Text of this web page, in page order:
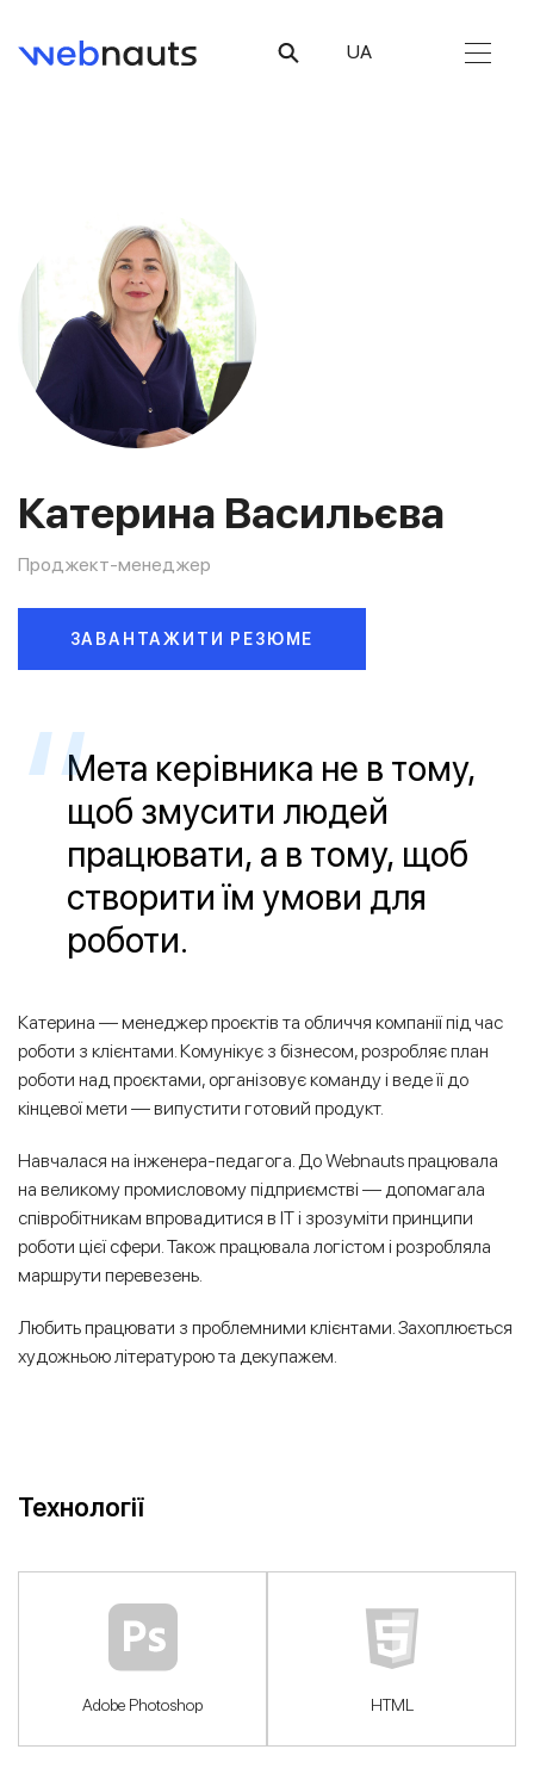
UA
Катерина Васильєва
Проджект-менеджер
ЗАВАНТАЖИТИ РЕЗЮМЕ
Мета керівника не в тому,
щоб змусити людей
працювати, а в тому, щоб
створити їм умови для
роботи.
Катерина — менеджер проєктів та обличчя компанії під час
роботи з клієнтами. Комунікує з бізнесом, розробляє план
роботи над проєктами, організовує команду і веде її до
кінцевої мети — випустити готовий продукт.
Навчалася на інженера-педагога. До Webnauts працювала
на великому промисловому підприємстві — допомагала
співробітникам впровадитися в IT і зрозуміти принципи
роботи цієї сфери. Також працювала логістом і розробляла
маршрути перевезень.
Любить працювати з проблемними клієнтами. Захоплюється
художньою літературою та декупажем.
Технології
Adobe Photoshop HTML